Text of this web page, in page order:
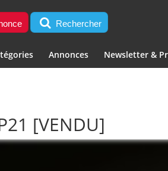
Rechercher
Annonces Newsletter &
[VENDU]